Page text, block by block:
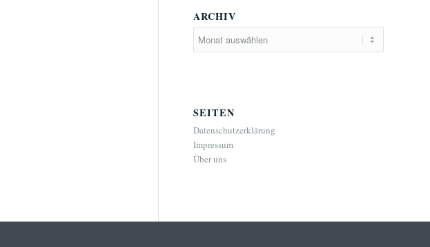
ARCHIV
SEITEN
Datenschutzerklärung
Impressum
Über uns